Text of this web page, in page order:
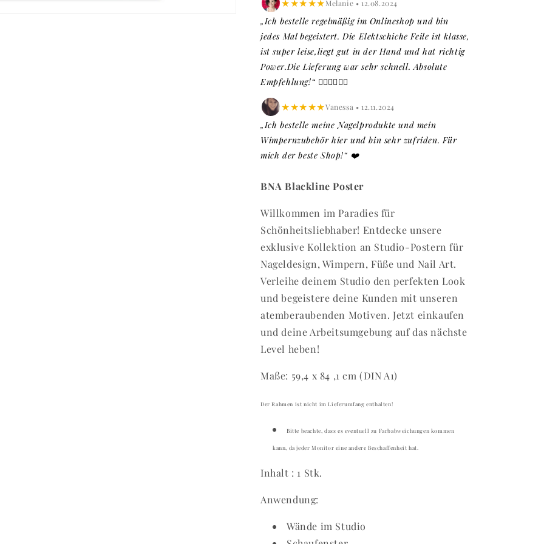
★★★★★Melanie • 12.08.2024
„Ich bestelle regelmäßig im Onlineshop und bin
jedes Mal begeistert. Die Elektschiche Feile ist klasse,
ist super leise,liegt gut in der Hand und hat richtig
Power.Die Lieferung war sehr schnell. Absolute
Empfehlung!“ 👍🏼👍🏼👍🏼
★★★★★Vanessa • 12.11.2024
„Ich bestelle meine Nagelprodukte und mein
Wimpernzubehör hier und bin sehr zufriden. Für
mich der beste Shop!“ ❤️
BNA Blackline Poster
Willkommen im Paradies für
Schönheitsliebhaber! Entdecke unsere
exklusive Kollektion an Studio-Postern für
Nageldesign, Wimpern, Füße und Nail Art.
Verleihe deinem Studio den perfekten Look
und begeistere deine Kunden mit unseren
atemberaubenden Motiven. Jetzt einkaufen
und deine Arbeitsumgebung auf das nächste
Level heben!
Maße: 59,4 x 84 ,1 cm (DIN A1)
Der Rahmen ist nicht im Lieferumfang enthalten!
Bitte beachte, dass es eventuell zu Farbabweichungen kommen
kann, da jeder Monitor eine andere Beschaffenheit hat.
Inhalt : 1 Stk.
Anwendung:
Wände im Studio